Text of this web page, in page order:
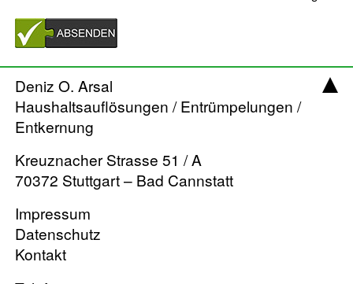
Deniz O. Arsal
Haushaltsauflösungen / Entrümpelungen /
Entkernung
Kreuznacher Strasse 51 / A
70372 Stuttgart – Bad Cannstatt
Impressum
Datenschutz
Kontakt